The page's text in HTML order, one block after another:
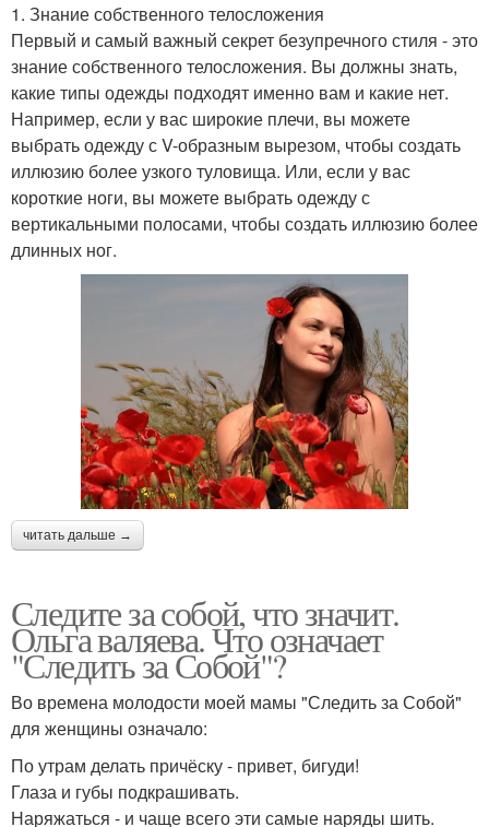
1. Знание собственного телосложения
Первый и самый важный секрет безупречного стиля - это
знание собственного телосложения. Вы должны знать,
какие типы одежды подходят именно вам и какие нет.
Например, если у вас широкие плечи, вы можете
выбрать одежду с V-образным вырезом, чтобы создать
иллюзию более узкого туловища. Или, если у вас
короткие ноги, вы можете выбрать одежду с
вертикальными полосами, чтобы создать иллюзию более
длинных ног.
читать дальше →
Следите за собой, что значит.
Ольга валяева. Что означает
"Следить за Собой"?
Во времена молодости моей мамы "Следить за Собой"
для женщины означало:
По утрам делать причёску - привет, бигуди!
Глаза и губы подкрашивать.
Наряжаться - и чаще всего эти самые наряды шить.